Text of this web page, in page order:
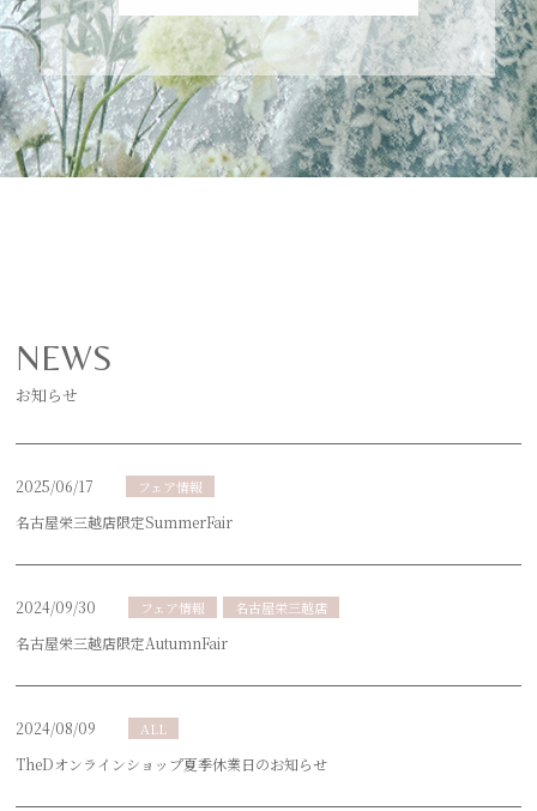
NEWS
お知らせ
2025/06/17 フェア情報
名古屋栄三越店限定SummerFair
2024/09/30 フェア情報 名古屋栄三越店
名古屋栄三越店限定AutumnFair
2024/08/09 ALL
TheDオンラインショップ夏季休業日のお知らせ